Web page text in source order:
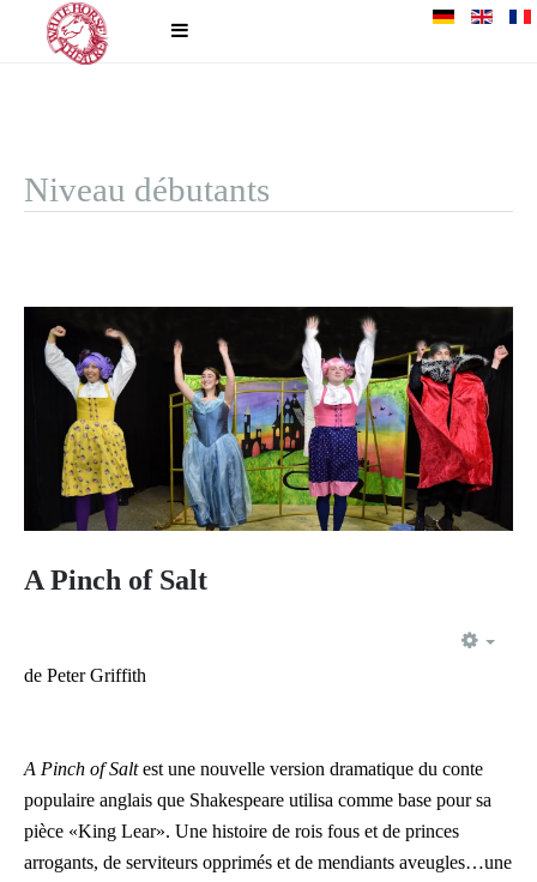
Niveau débutants
A Pinch of Salt
de Peter Griffith
A Pinch of Saltest une nouvelle version dramatique du conte
populaire anglais que Shakespeare utilisa comme base pour sa
pièce «King Lear». Une histoire de rois fous et de princes
arrogants, de serviteurs opprimés et de mendiants aveugles…une